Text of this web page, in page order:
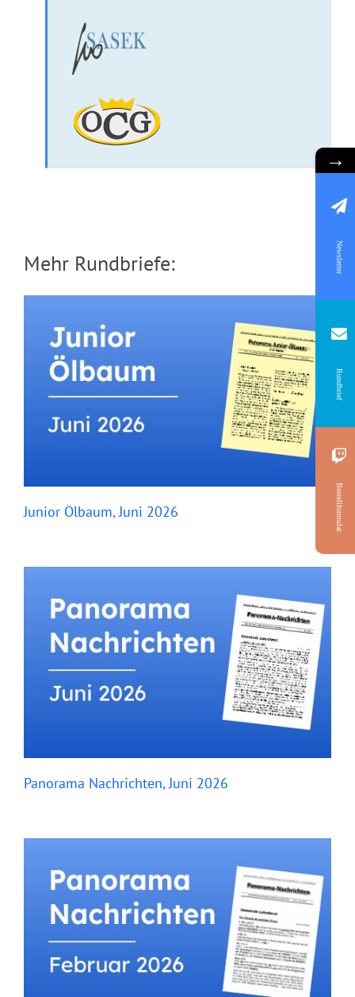
Mehr Rundbriefe:
Junior Ölbaum, Juni 2026
Panorama Nachrichten, Juni 2026
→
Newsletter
Rundbrief
Bestellformular